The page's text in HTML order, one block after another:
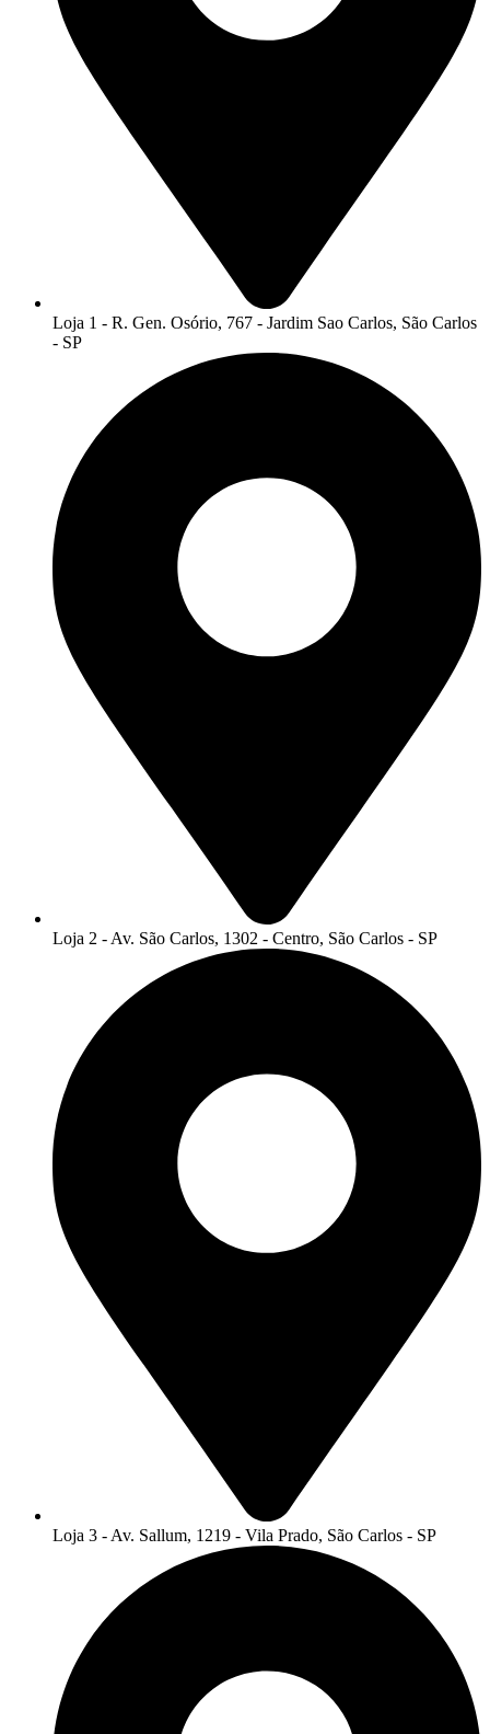
Loja 1 - R. Gen. Osório, 767 - Jardim Sao Carlos, São Carlos
- SP
Loja 2 - Av. São Carlos, 1302 - Centro, São Carlos - SP
Loja 3 - Av. Sallum, 1219 - Vila Prado, São Carlos - SP